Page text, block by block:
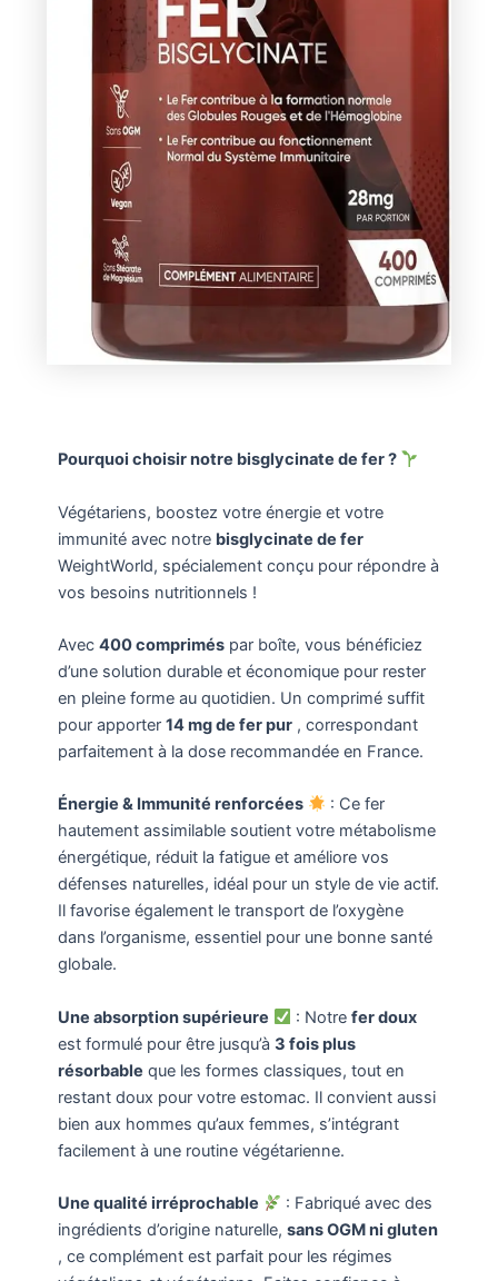
Pourquoi choisir notre bisglycinate de fer ?
Végétariens, boostez votre énergie et votre
immunité avec notre bisglycinate de fer
WeightWorld, spécialement conçu pour répondre à
vos besoins nutritionnels !
Avec 400 compriméspar boîte, vous bénéficiez
d’une solution durable et économique pour rester
en pleine forme au quotidien. Un comprimé suffit
pour apporter 14 mg de fer pur, correspondant
parfaitement à la dose recommandée en France.
Énergie & Immunité renforcées
: Ce fer
hautement assimilable soutient votre métabolisme
énergétique, réduit la fatigue et améliore vos
défenses naturelles, idéal pour un style de vie actif.
Il favorise également le transport de l’oxygène
dans l’organisme, essentiel pour une bonne santé
globale.
Une absorption supérieure : Notrefer doux
est formulé pour être jusqu’à 3 fois plus
résorbable que les formes classiques, tout en
restant doux pour votre estomac. Il convient aussi
bien aux hommes qu’aux femmes, s’intégrant
facilement à une routine végétarienne.
Une qualité irréprochable
: Fabriqué avec des
ingrédients d’origine naturelle, sans OGM ni gluten
, ce complément est parfait pour les régimes